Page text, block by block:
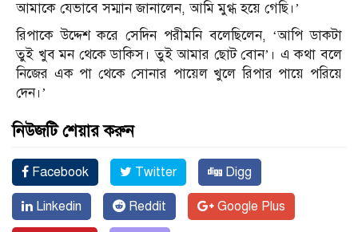
আমাকে যেভাবে সম্মান জানালেন, আমি মুগ্ধ হয়ে গেছি।’
রিপাকে উদ্দেশ করে সেদিন পরীমনি বলেছিলেন, ‘আপি ডাকটা
তুই খুব মন থেকে ডাকিস। তুই আমার ছোট বোন’। এ কথা বলে
নিজের এক পা থেকে সোনার পায়েল খুলে রিপার পায়ে পরিয়ে
দেন।’
নিউজটি শেয়ার করুন
Facebook Twitter Digg
Linkedin Reddit Google Plus